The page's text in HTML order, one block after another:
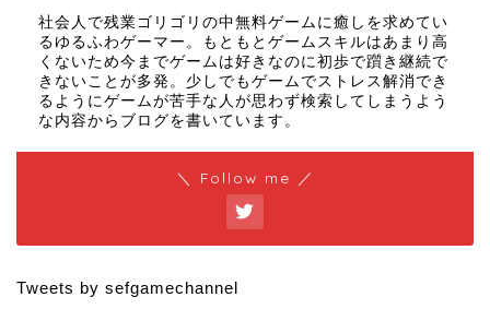
社会人で残業ゴリゴリの中無料ゲームに癒しを求めてい
るゆるふわゲーマー。もともとゲームスキルはあまり高
くないため今までゲームは好きなのに初歩で躓き継続で
きないことが多発。少しでもゲームでストレス解消でき
るようにゲームが苦手な人が思わず検索してしまうよう
な内容からブログを書いています。
＼ Follow me ／
Tweets by sefgamechannel